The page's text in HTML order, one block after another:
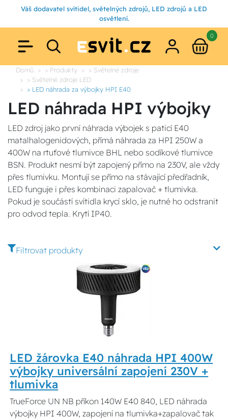
Váš dodavatel svítidel, světelných zdrojů, LED zdrojů a LED
osvětlení.
0
Domů > Produkty
> Světelné zdroje
> Světelné zdroje LED
> LED náhrada za výbojky HPI E40
LED náhrada HPI výbojky
LED zdroj jako první náhrada výbojek s paticí E40
matalhalogenidových, přímá náhrada za HPI 250W a
400W na rtuťové tlumivce BHL nebo sodíkové tlumivce
BSN. Produkt nesmí být zapojený přímo na 230V, ale vždy
přes tlumivku. Montují se přímo na stávající předřadník,
LED funguje i přes kombinaci zapalovač + tlumivka.
Pokud je součástí svítidla krycí sklo, je nutné ho odstranit
pro odvod tepla. Krytí IP40.
Filtrovat produkty
LED žárovka E40 náhrada HPI 400W
výbojky universální zapojení 230V +
tlumivka
TrueForce UN NB příkon 140W E40 840, LED náhrada
výbojky HPI 400W, zapojení na tlumivka+zapalovač tak